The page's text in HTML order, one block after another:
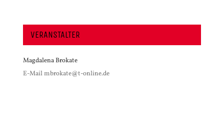
VERANSTALTER
Magdalena Brokate
E-Mailmbrokate@t-online.de